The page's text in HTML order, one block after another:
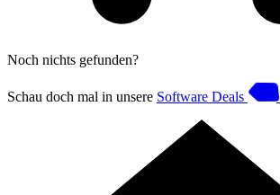
Noch nichts gefunden?
Schau doch mal in unsere Software Deals